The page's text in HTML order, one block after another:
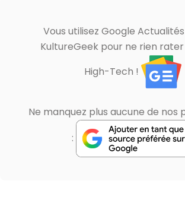
Vous utilisez Google Actualités
KultureGeek pour ne rien
High-Tech !
Ne manquez plus aucune de nos
: